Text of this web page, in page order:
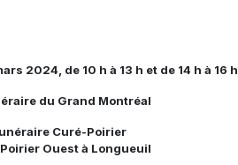
2024, de 10 h à 13 h et de 14 h à 16 h
du Grand Montréal
Curé-Poirier
Ouest à Longueuil